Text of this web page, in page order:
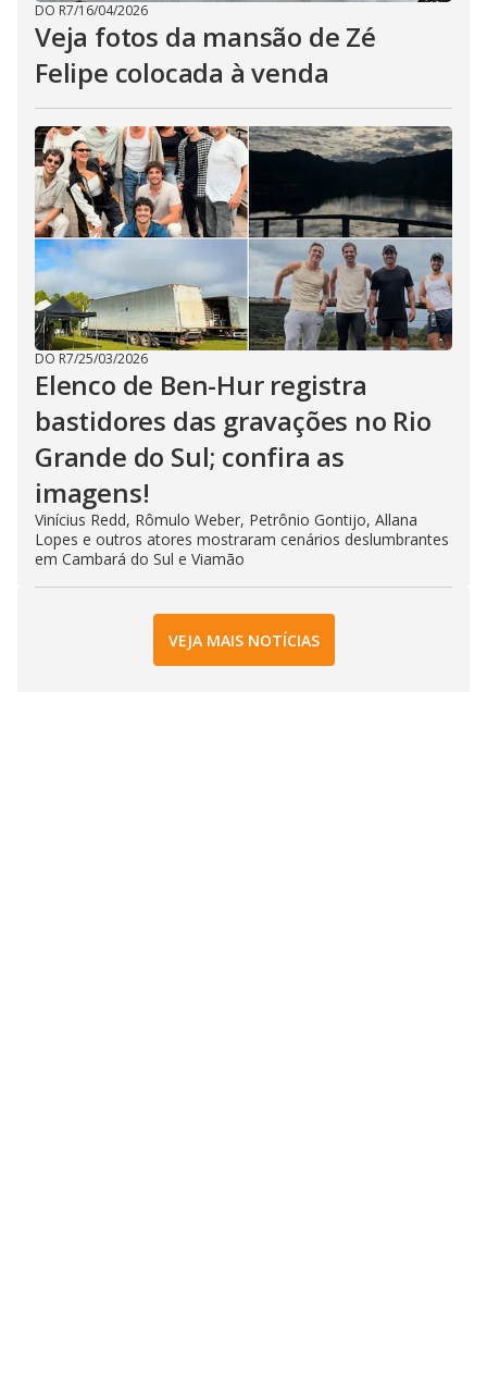
DO R7/16/04/2026
Veja fotos da mansão de Zé
Felipe colocada à venda
DO R7/25/03/2026
Elenco de Ben-Hur registra
bastidores das gravações no Rio
Grande do Sul; confira as
imagens!
Vinícius Redd, Rômulo Weber, Petrônio Gontijo, Allana
Lopes e outros atores mostraram cenários deslumbrantes
em Cambará do Sul e Viamão
VEJA MAIS NOTÍCIAS